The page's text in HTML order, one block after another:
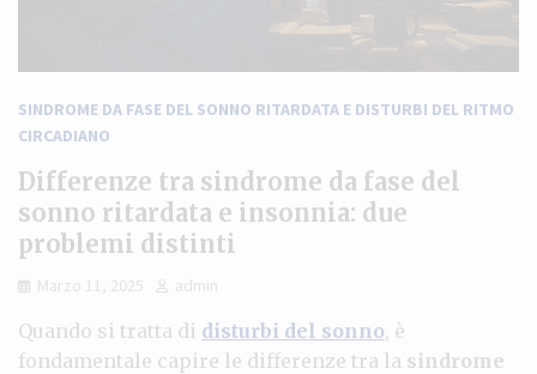
SINDROME DA FASE DEL SONNO RITARDATA E DISTURBI DEL RITMO
CIRCADIANO
Differenze tra sindrome da fase del
sonno ritardata e insonnia: due
problemi distinti
Marzo 11, 2025 admin
Quando si tratta di disturbi del sonno, è
fondamentale capire le differenze tra la sindrome